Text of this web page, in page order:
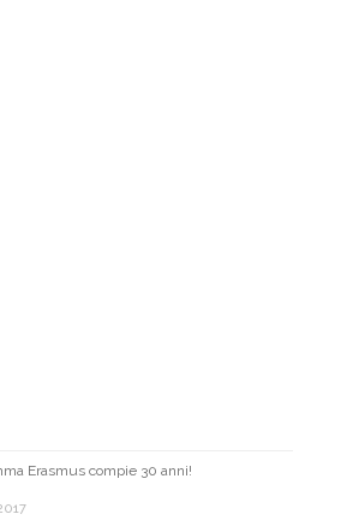
Erasmus compie 30 anni!